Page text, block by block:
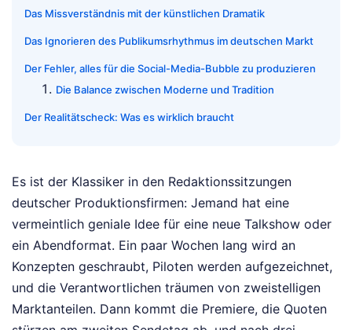
Das Missverständnis mit der künstlichen Dramatik
Das Ignorieren des Publikumsrhythmus im deutschen Markt
Der Fehler, alles für die Social-Media-Bubble zu produzieren
Die Balance zwischen Moderne und Tradition
Der Realitätscheck: Was es wirklich braucht
Es ist der Klassiker in den Redaktionssitzungen
deutscher Produktionsfirmen: Jemand hat eine
vermeintlich geniale Idee für eine neue Talkshow oder
ein Abendformat. Ein paar Wochen lang wird an
Konzepten geschraubt, Piloten werden aufgezeichnet,
und die Verantwortlichen träumen von zweistelligen
Marktanteilen. Dann kommt die Premiere, die Quoten